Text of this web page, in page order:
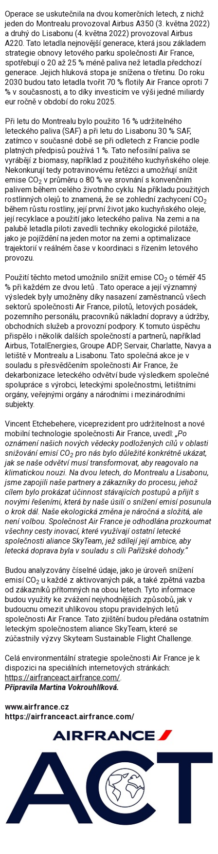
Operace se uskutečnila na dvou komerčních letech, z nichž
jeden do Montrealu provozoval Airbus A350 (3. května 2022)
a druhý do Lisabonu (4. května 2022) provozoval Airbus
A220. Tato letadla nejnovější generace, která jsou základem
strategie obnovy letového parku společnosti Air France,
spotřebují o 20 až 25 % méně paliva než letadla předchozí
generace. Jejich hluková stopa je snížena o třetinu. Do roku
2030 budou tato letadla tvořit 70 % flotily Air France oproti 7
% v současnosti, a to díky investicím ve výši jedné miliardy
eur ročně v období do roku 2025.
Při letu do Montrealu bylo použito 16 % udržitelného
leteckého paliva (SAF) a při letu do Lisabonu 30 % SAF,
zatímco v současné době se při odletech z Francie podle
platných předpisů používá 1 %. Tato nefosilní paliva se
vyrábějí z biomasy, například z použitého kuchyňského oleje.
Nekonkurují tedy potravinovému řetězci a umožňují snížit
emise CO2 v průměru o 80 % ve srovnání s konvenčním
palivem během celého životního cyklu. Na příkladu použitých
rostlinných olejů to znamená, že se zohlední zachycení CO2
během růstu rostliny, její první život jako kuchyňského oleje,
její recyklace a použití jako leteckého paliva. Na zemi a na
palubě letadla piloti zavedli techniky ekologické pilotáže,
jako je pojíždění na jeden motor na zemi a optimalizace
trajektorií v reálném čase v koordinaci s řízením letového
provozu.
Použití těchto metod umožnilo snížit emise CO2 o téměř 45
% při každém ze dvou letů . Tato operace a její významný
výsledek byly umožněny díky nasazení zaměstnanců všech
sektorů společnosti Air France, pilotů, letových posádek,
pozemního personálu, pracovníků nákladní dopravy a údržby,
obchodních služeb a provozní podpory. K tomuto úspěchu
přispělo i několik dalších společností a partnerů, například
Airbus, TotalEnergies, Groupe ADP, Servair, Charlatte, Navya a
letiště v Montrealu a Lisabonu. Tato společná akce je v
souladu s přesvědčením společnosti Air France, že
dekarbonizace leteckého odvětví bude výsledkem společné
spolupráce s výrobci, leteckými společnostmi, letištními
orgány, veřejnými orgány a národními i mezinárodními
subjekty.
Vincent Etchebehere, viceprezident pro udržitelnost a nové
mobilní technologie společnosti Air France, uvedl: „Po
oznámení našich nových vědecky podložených cílů v oblasti
snižování emisí CO2 pro nás bylo důležité konkrétně ukázat,
jak se naše odvětví musí transformovat, aby reagovalo na
klimatickou nouzi. Na dvou letech, do Montrealu a Lisabonu,
jsme zapojili naše partnery a zákazníky do procesu, jehož
cílem bylo prokázat účinnost stávajících postupů a přijít s
novými řešeními, která by naše úsilí o snížení emisí posunula
o krok dál. Naše ekologická změna je náročná a složitá, ale
není volbou. Společnost Air France je odhodlána prozkoumat
všechny cesty inovací, které využívají ostatní letecké
společnosti aliance SkyTeam, jež sdílejí její ambice, aby
letecká doprava byla v souladu s cíli Pařížské dohody.“
Budou analyzovány číselné údaje, jako je úroveň snížení
emisí CO2 u každé z aktivovaných pák, a také zpětná vazba
od zákazníků přítomných na obou letech. Tyto informace
budou využity ke zvážení nejvhodnějších způsobů, jak v
budoucnu omezit uhlíkovou stopu pravidelných letů
společnosti Air France. Tato zjištění budou předána ostatním
leteckým společnostem aliance SkyTeam, které se
zúčastnily výzvy Skyteam Sustainable Flight Challenge.
Celá environmentální strategie společnosti Air France je k
dispozici na speciálních internetových stránkách:
https://airfranceact.airfrance.com/.
Připravila Martina Vokrouhlíková.
www.airfrance.cz
https://airfranceact.airfrance.com/